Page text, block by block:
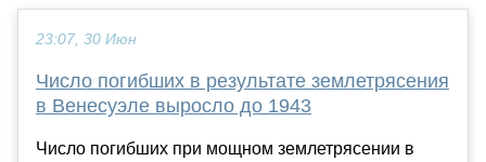
23:07, 30 Июн
Число погибших в результате землетрясения
в Венесуэле выросло до 1943
Число погибших при мощном землетрясении в